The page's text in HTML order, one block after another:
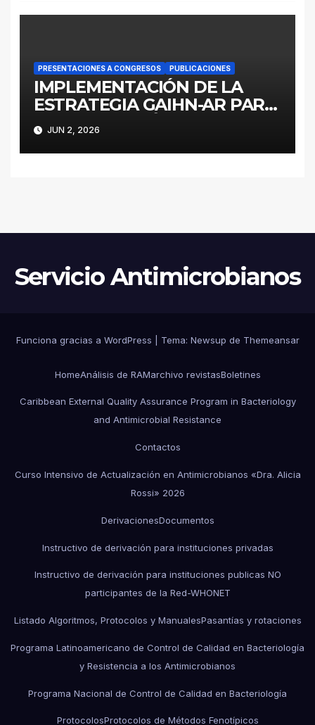
PRESENTACIONES A CONGRESOS PUBLICACIONES
IMPLEMENTACIÓN DE LA
ESTRATEGIA GAIHN-AR PARA
LA CONTENCIÓN DE
ENTEROBACTERALES
PRODUCTORES DE
ARGENTINA
JUN 2, 2026
Servicio Antimicrobianos
Funciona gracias a WordPress Tema: Newsup de Themeansar
HomeAnálisis de RAMarchivo revistasBoletines
Caribbean External Quality Assurance Program in Bacteriology
and Antimicrobial Resistance
Contactos
Curso Intensivo de Actualización en Antimicrobianos «Dra. Alicia
Rossi» 2026
DerivacionesDocumentos
Instructivo de derivación para instituciones privadas
Instructivo de derivación para instituciones publicas NO
participantes de la Red-WHONET
Listado Algoritmos, Protocolos y ManualesPasantías y rotaciones
Programa Latinoamericano de Control de Calidad en Bacteriología
y Resistencia a los Antimicrobianos
Programa Nacional de Control de Calidad en Bacteriología
ProtocolosProtocolos de Métodos Fenotípicos